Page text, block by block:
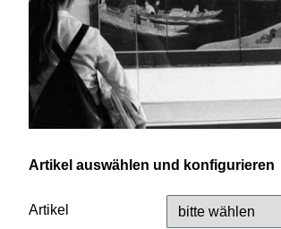
Artikel auswählen und konfigurieren
Artikel